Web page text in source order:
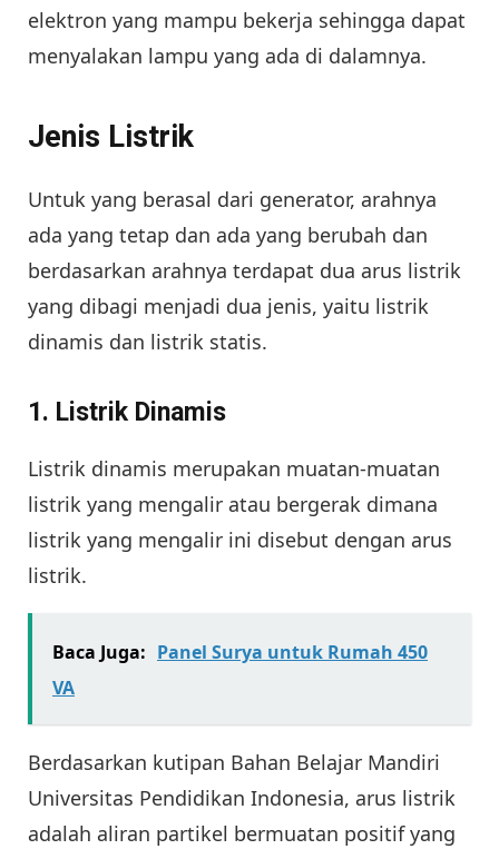
elektron yang mampu bekerja sehingga dapat
menyalakan lampu yang ada di dalamnya.
Jenis Listrik
Untuk yang berasal dari generator, arahnya
ada yang tetap dan ada yang berubah dan
berdasarkan arahnya terdapat dua arus listrik
yang dibagi menjadi dua jenis, yaitu listrik
dinamis dan listrik statis.
1. Listrik Dinamis
Listrik dinamis merupakan muatan-muatan
listrik yang mengalir atau bergerak dimana
listrik yang mengalir ini disebut dengan arus
listrik.
Baca Juga: Panel Surya untuk Rumah 450
VA
Berdasarkan kutipan Bahan Belajar Mandiri
Universitas Pendidikan Indonesia, arus listrik
adalah aliran partikel bermuatan positif yang